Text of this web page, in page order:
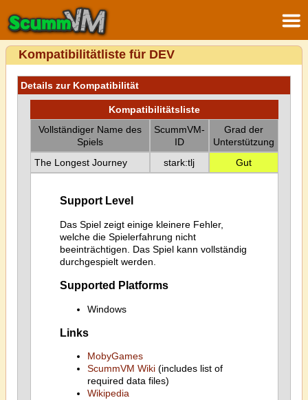
Kompatibilitätliste für DEV
Details zur Kompatibilität
Kompatibilitätsliste
Vollständiger Name des
Spiels
ScummVM-
ID
Grad der
Unterstützung
The Longest Journey
stark:tlj Gut
Support Level
Das Spiel zeigt einige kleinere Fehler,
welche die Spielerfahrung nicht
beeinträchtigen. Das Spiel kann vollständig
durchgespielt werden.
Supported Platforms
Windows
Links
MobyGames
ScummVM Wiki(includes list of
required data files)
Wikipedia